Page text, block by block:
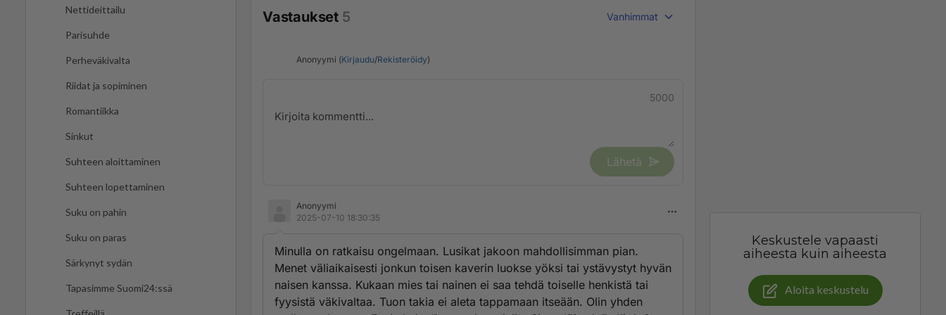
Nettideittailu
Parisuhde
Perheväkivalta
Riidat ja sopiminen
Romantiikka
Sinkut
Suhteen aloittaminen
Suhteen lopettaminen
Suku on pahin
Suku on paras
Särkynyt sydän
Tapasimme Suomi24:ssä
Vastaukset 5 Vanhimmat
Anonyymi (Kirjaudu/Rekisteröidy)
5000
Lähetä
Anonyymi
2025-07-10 18:30:35
Minulla on ratkaisu ongelmaan. Lusikat jakoon mahdollisimman pian.
Menet väliaikaisesti jonkun toisen kaverin luokse yöksi tai ystävystyt hyvän
naisen kanssa. Kukaan mies tai nainen ei saa tehdä toiselle henkistä tai
fyysistä väkivaltaa. Tuon takia ei aleta tappamaan itseään. Olin yhden
Keskustele vapaasti
aiheesta kuin aiheesta
Aloita keskustelu